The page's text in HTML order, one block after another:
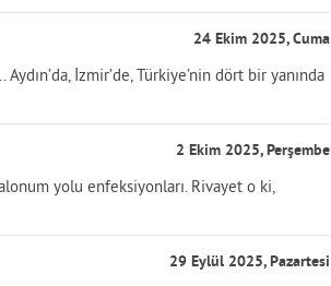
24 Ekim 2025, Cuma
İzmir’de, Türkiye’nin dört bir yanında
2 Ekim 2025, Perşembe
yolu enfeksiyonları. Rivayet o ki,
29 Eylül 2025, Pazartesi